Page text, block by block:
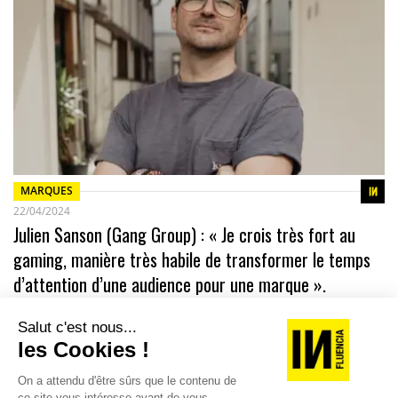
MARQUES
22/04/2024
Julien Sanson (Gang Group) : « Je crois très fort au
gaming, manière très habile de transformer le temps
d’attention d’une audience pour une marque ».
Sanson prend la tête du marché français de cette structure
XXL. Celui qui…